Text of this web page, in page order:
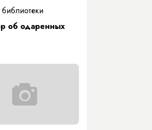
об одаренных